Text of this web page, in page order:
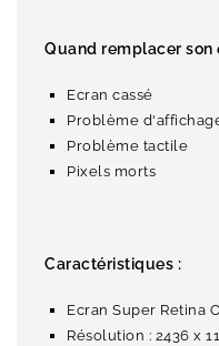
Quand remplacer son
Ecran cassé
Problème
Problème tactile
Pixels morts
Caractéristiques :
Ecran Super Retina
Résolution : 2436 x